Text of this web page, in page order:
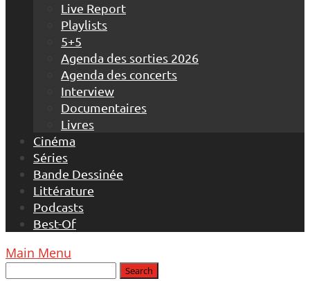
Live Report
Playlists
5+5
Agenda des sorties 2026
Agenda des concerts
Interview
Documentaires
Livres
Cinéma
Séries
Bande Dessinée
Littérature
Podcasts
Best-Of
Main Menu